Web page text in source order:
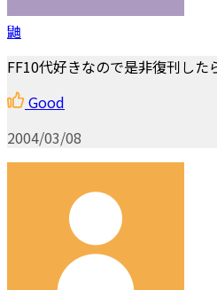
鼬
FF10代好きなので是非復刊した
Good
2004/03/08